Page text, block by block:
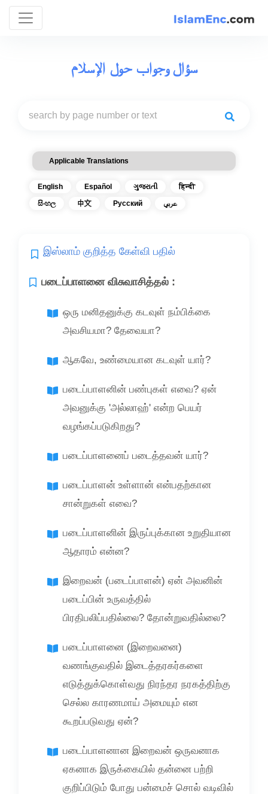
سؤال وجواب حول الإسلام
Applicable Translations
English Español ગુજરાતી
हिन्दी
සිංහල
中文 Русский عربي
இஸ்லாம் குறித்த கேள்வி பதில்
படைப்பாளனை விசுவாசித்தல் :
ஒரு மனிதனுக்கு கடவுள் நம்பிக்கை
அவசியமா? தேவையா?
ஆகவே, உண்மையான கடவுள் யார்?
படைப்பாளனின் பண்புகள் எவை? ஏன்
அவனுக்கு 'அல்லாஹ்' என்ற பெயர்
வழங்கப்படுகிறது?
படைப்பாளனைப் படைத்தவன் யார்?
படைப்பாளன் உள்ளான் என்பதற்கான
சான்றுகள் எவை?
படைப்பாளனின் இருப்புக்கான உறுதியான
ஆதாரம் என்ன?
இறைவன் (படைப்பாளன்) ஏன் அவனின்
படைப்பின் உருவத்தில்
பிரதிபலிப்பதில்லை? தோன்றுவதில்லை?
படைப்பாளனை (இறைவனை)
வணங்குவதில் இடைத்தரகர்களை
எடுத்துக்கொள்வது நிரந்தர நரகத்திற்கு
செல்ல காரணமாய் அமையும் என
கூறப்படுவது ஏன்?
படைப்பாளனான இறைவன் ஒருவனாக
ஏகனாக இருக்கையில் தன்னை பற்றி
குறிப்பிடும் போது பன்மைச் சொல் வடிவில்